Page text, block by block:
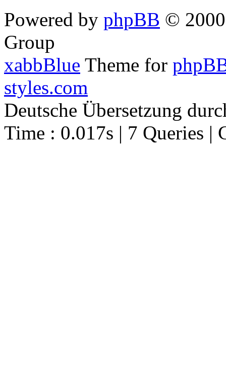
Powered by phpBB ©
Group
xabbBlue Theme for
styles.com
Deutsche Übersetzung
Time : 0.017s | 7 Queries |